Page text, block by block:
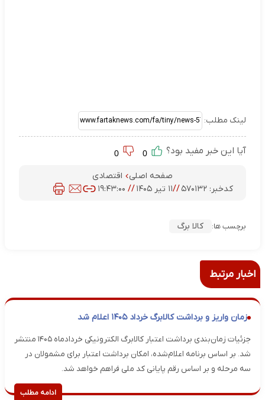
لینک مطلب:
آیا این خبر مفید بود؟
صفحه اصلی
اقتصادی
کدخبر:۵۷۰۱۳۲ //۱۱ تیر ۱۴۰۵ // ۱۹:۴۳:۰۰
برچسب ها: کالا برگ
اخبار مرتبط
زمان واریز و برداشت کالابرگ خرداد ۱۴۰۵ اعلام شد
جزئیات زمان‌بندی برداشت اعتبار کالابرگ الکترونیکی خردادماه ۱۴۰۵ منتشر
شد. بر اساس برنامه اعلام‌شده، امکان برداشت اعتبار برای مشمولان در
سه مرحله و بر اساس رقم پایانی کد ملی فراهم خواهد شد.
ادامه مطلب